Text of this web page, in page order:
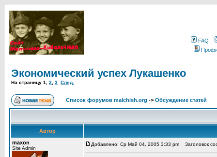
FAQ
Экономический успех Лукашенко
На страницу 1 2 3 След.
Список форумов malchish.org -> Обсуждение статей
Автор
maxon
Site Admin
Добавлено: Ср Май 04, 2005 3:33 pm Заголовок